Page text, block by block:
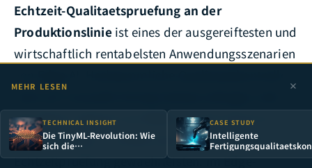
Echtzeit-Qualitaetspruefung an der
Produktionslinieist eines der ausgereiftesten und
wirtschaftlich rentabelsten Anwendungsszenarien
den Batch-Upload von Bildern in die Cloud zur
Offline-Analyse -- beides kann keine 100%ige
Echtzeitpruefung gewaehrleisten. Im Edge-
MEHR LESEN
TECHNICAL INSIGHT
Die TinyML-Revolution: Wie
sich die
Fertigungsindustrie
CASE STUDY
Intelligente
Wie AI-Bildinspektion